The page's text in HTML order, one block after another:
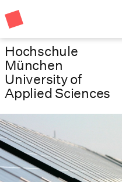
Hochschule
München
University of
Applied Sciences